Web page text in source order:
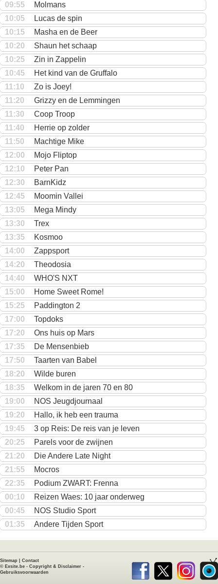
09:55
Molmans
10:05
Lucas de spin
10:15
Masha en de Beer
10:20
Shaun het schaap
10:25
Zin in Zappelin
10:45
Het kind van de Gruffalo
11:10
Zo is Joey!
11:20
Grizzy en de Lemmingen
11:30
Coop Troop
11:40
Herrie op zolder
11:50
Machtige Mike
12:00
Mojo Fliptop
12:10
Peter Pan
12:30
BarnKidz
12:45
Moomin Vallei
13:05
Mega Mindy
13:30
Trex
13:35
Kosmoo
14:00
Zappsport
14:20
Theodosia
14:40
WHO'S NXT
15:00
Home Sweet Rome!
15:25
Paddington 2
17:00
Topdoks
17:20
Ons huis op Mars
17:35
De Mensenbieb
17:50
Taarten van Babel
18:20
Wilde buren
18:35
Welkom in de jaren 70 en 80
19:00
NOS Jeugdjournaal
19:20
Hallo, ik heb een trauma
19:45
3 op Reis: De reis van je leven
20:25
Parels voor de zwijnen
21:20
Die Andere Late Night
21:55
Mocros
22:35
Podium ZWART: Frenna
00:10
Reizen Waes: 10 jaar onderweg
00:45
NOS Studio Sport
01:35
Andere Tijden Sport
Sitemap
Contact
© Exsite.be - Copyright & Disclaimer -
Gebruiksvoorwaarden